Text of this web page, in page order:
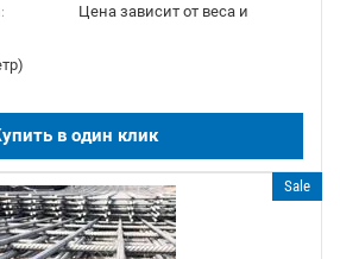
Цена зависит от веса и
в один клик
Sale